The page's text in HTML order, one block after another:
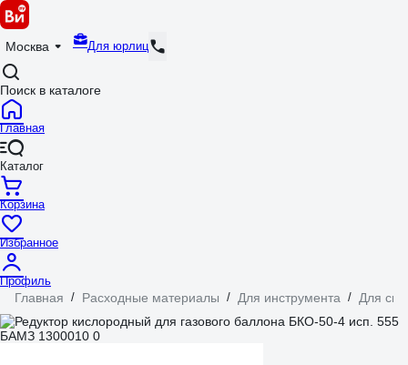
Москва Для юрлиц
Поиск в каталоге
Главная
Каталог
Корзина
Избранное
Профиль
Главная / Расходные материалы / Для инструмента / Для